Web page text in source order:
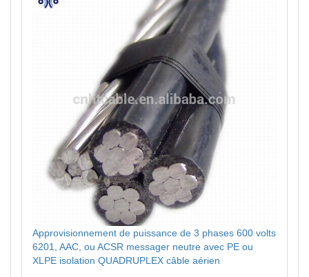
Approvisionnement de puissance de 3 phases 600 volts
6201, AAC, ou ACSR messager neutre avec PE ou
XLPE isolation QUADRUPLEX câble aérien